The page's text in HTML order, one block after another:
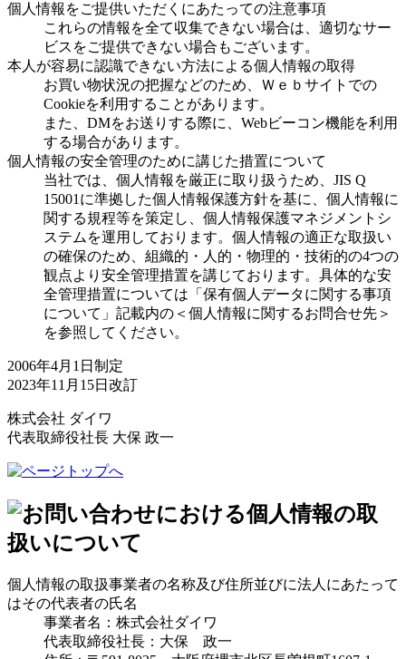
個人情報をご提供いただくにあたっての注意事項
これらの情報を全て収集できない場合は、適切なサー
ビスをご提供できない場合もございます。
本人が容易に認識できない方法による個人情報の取得
お買い物状況の把握などのため、Ｗｅｂサイトでの
Cookieを利用することがあります。
また、DMをお送りする際に、Webビーコン機能を利用
する場合があります。
個人情報の安全管理のために講じた措置について
当社では、個人情報を厳正に取り扱うため、JIS Q
15001に準拠した個人情報保護方針を基に、個人情報に
関する規程等を策定し、個人情報保護マネジメントシ
ステムを運用しております。個人情報の適正な取扱い
の確保のため、組織的・人的・物理的・技術的の4つの
観点より安全管理措置を講じております。具体的な安
全管理措置については「保有個人データに関する事項
について」記載内の＜個人情報に関するお問合せ先＞
を参照してください。
2006年4月1日制定
2023年11月15日改訂
株式会社 ダイワ
代表取締役社長 大保 政一
個人情報の取扱事業者の名称及び住所並びに法人にあたって
はその代表者の氏名
事業者名：株式会社ダイワ
代表取締役社長：大保 政一